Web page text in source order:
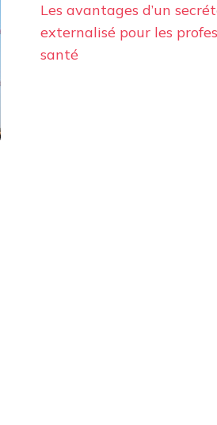
Les avantages d’un
externalisé pour les
santé